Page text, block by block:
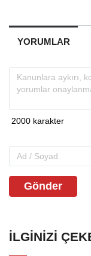
YORUMLAR
Gönder
İLGINIZI